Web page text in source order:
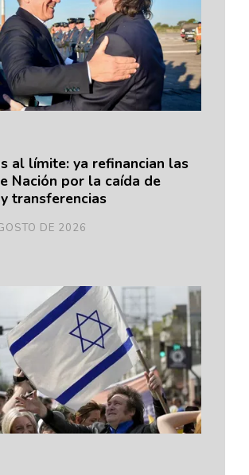
al límite: ya refinancian las
Nación por la caída de
transferencias
DE 2026